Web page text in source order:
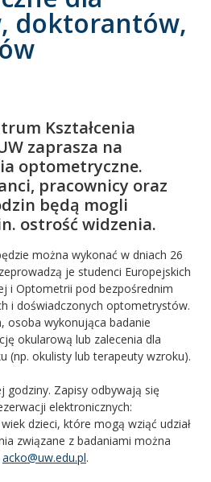
doktorantów,
Kształcenia
zaprasza na
optometryczne.
pracownicy oraz
będą mogli
ostrość widzenia.
można wykonać w dniach 26
je studenci Europejskich
i Optometrii pod bezpośrednim
i doświadczonych optometrystów.
osoba wykonująca badanie
okularową lub zalecenia dla
(np. okulisty lub terapeuty wzroku).
godziny. Zapisy odbywają się
elektronicznych:
dzieci, które mogą wziąć udział
związane z badaniami można
acko@uw.edu.pl.